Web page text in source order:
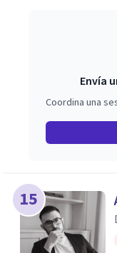
Envía
Coordina una
15